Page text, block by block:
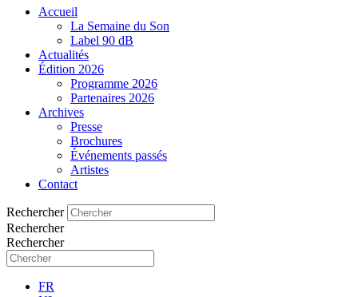
Accueil
La Semaine du Son
Label 90 dB
Actualités
Édition 2026
Programme 2026
Partenaires 2026
Archives
Presse
Brochures
Événements passés
Artistes
Contact
Rechercher
Rechercher
Rechercher
FR